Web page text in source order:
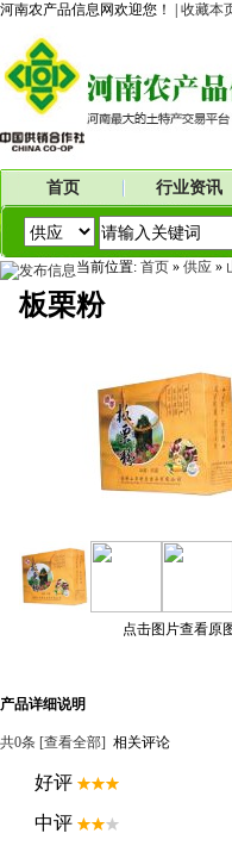
河南农产品信息网欢迎您！ | 收藏本
首页 行业资讯
当前位置: 首页 » 供应 »
板栗粉
点击图片查看原
产品详细说明
共0条 [查看全部] 相关评论